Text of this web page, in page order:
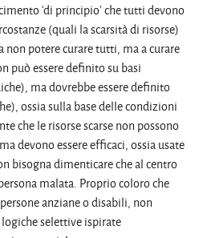
‘di principio’ che tutti devono
(quali la scarsità di risorse)
potere curare tutti, ma a curare
può essere definito su basi
ma dovrebbe essere definito
ossia sulla base delle condizioni
che le risorse scarse non possono
devono essere efficaci, ossia usate
bisogna dimenticare che al centro
malata. Proprio coloro che
anziane o disabili, non
selettive ispirate